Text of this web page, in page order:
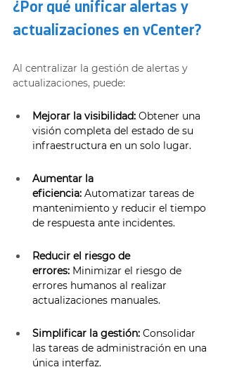
¿Por qué unificar alertas y
actualizaciones en vCenter?
Al centralizar la gestión de alertas y
actualizaciones, puede:
Mejorar la visibilidad: Obtener una
visión completa del estado de su
infraestructura en un solo lugar.
Aumentar la
eficiencia: Automatizar tareas de
mantenimiento y reducir el tiempo
de respuesta ante incidentes.
Reducir el riesgo de
errores: Minimizar el riesgo de
errores humanos al realizar
actualizaciones manuales.
Simplificar la gestión: Consolidar
las tareas de administración en una
única interfaz.